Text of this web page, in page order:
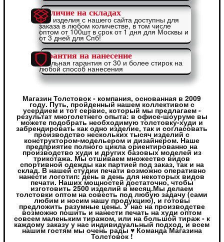
Наличие на складах
Все изделия с нашего сайта доступны для
заказа в любом количестве, в том числе
оптом от 100шт в срок от 1 дня для Москвы и
от 3 дней для Спб!
Гарантия на нанесение
Реальная гарантия от 30 и более стирок на
любой способ нанесения
Магазин Толстовок - компания, основанная в 2009
году. Путь, пройденный нашем коллективом с
усердием и тот сервис, который мы предлагаем -
результат многолетнего опыта: в офисе-шоуруме вы
можете подобрать необходимую толстовку-худи и
забрендировать как одно изделие, так и согласовать
производство нескольких тысяч изделий с
конструктором-модельером и дизайнером. Наше
предприятие полного цикла ориентированно на
производство худи и других базовых моделей из
трикотажа. Мы отшиваем множество видов
спортивной одежды как партией под заказ, так и на
склад. В нашей студии печати возможно оперативно
нанести логотип: день в день для некоторых видов
печати. Наших мощностей достаточно, чтобы
изготовить 2500 изделий в месяц.Мы делаем
толстовки оптом на совесть под любую задачу (сами
любим и носим нашу продукцию), и готовы
предложить разумные цены. У нас на производстве
возможно пошить и нанести печать на худи оптом
совсем маленьким тиражом, или на большой тираж - к
каждому заказу у нас индивидуальный подход, и всем
нашим гостям мы очень рады ♥ Команда Магазина
Толстовок !